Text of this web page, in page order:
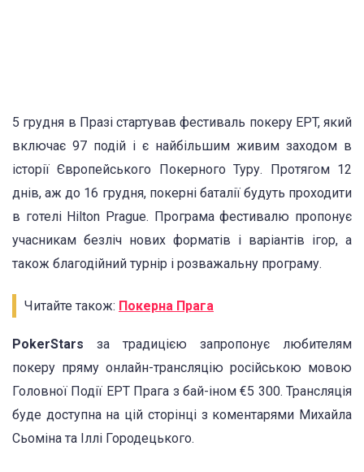
5 грудня в Празі стартував фестиваль покеру EPT, який
включає 97 подій і є найбільшим живим заходом в
історії Європейського Покерного Туру. Протягом 12
днів, аж до 16 грудня, покерні баталії будуть проходити
в готелі Hilton Prague. Програма фестивалю пропонує
учасникам безліч нових форматів і варіантів ігор, а
також благодійний турнір і розважальну програму.
Читайте також: Покерна Прага
PokerStars за традицією запропонує любителям
покеру пряму онлайн-трансляцію російською мовою
Головної Події EPT Прага з бай-іном €5 300. Трансляція
буде доступна на цій сторінці з коментарями Михайла
Сьоміна та Іллі Городецького.